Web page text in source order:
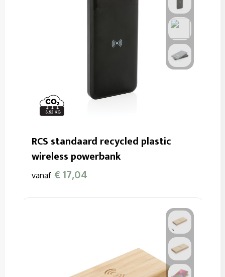
RCS standaard recycled plastic
wireless powerbank
vanaf € 17,04